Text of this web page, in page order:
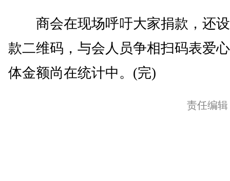
商会在现场呼吁大家捐款，还
款二维码，与会人员争相扫码表爱
体金额尚在统计中。(完)
责任编